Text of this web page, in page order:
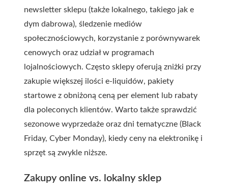
newsletter sklepu (także lokalnego, takiego jak e
dym dabrowa), śledzenie mediów
społecznościowych, korzystanie z porównywarek
cenowych oraz udział w programach
lojalnościowych. Często sklepy oferują zniżki przy
zakupie większej ilości e-liquidów, pakiety
startowe z obniżoną ceną per element lub rabaty
dla poleconych klientów. Warto także sprawdzić
sezonowe wyprzedaże oraz dni tematyczne (Black
Friday, Cyber Monday), kiedy ceny na elektronikę i
sprzęt są zwykle niższe.
Zakupy online vs. lokalny sklep